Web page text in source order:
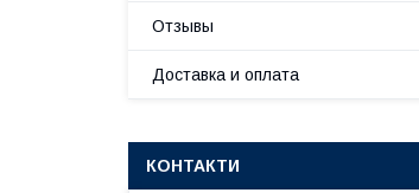
Отзывы
Доставка и оплата
КОНТАКТИ